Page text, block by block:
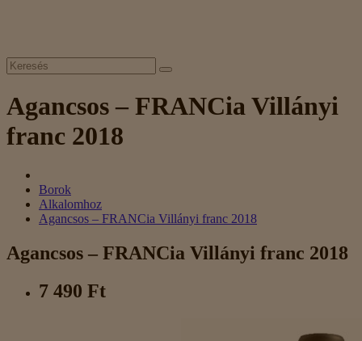
Agancsos – FRANCia Villányi
franc 2018
Borok
Alkalomhoz
Agancsos – FRANCia Villányi franc 2018
Agancsos – FRANCia Villányi franc 2018
7 490 Ft